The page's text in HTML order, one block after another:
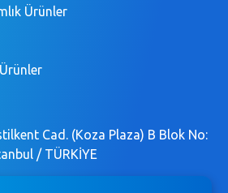
Ürünler
Cad. (Koza Plaza) B Blok No:
/ TÜRKİYE